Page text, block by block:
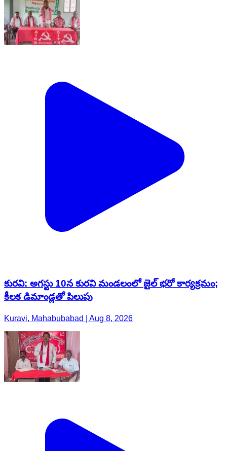
కురవి: అగస్టు 10న కురవి మండలంలో జైల్ భరో కార్యక్రమం;
కీలక డిమాండ్లతో పిలుపు
Kuravi, Mahabubabad | Aug 8, 2026